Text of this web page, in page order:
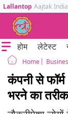
Lallantop Aajtak
होम लेटेस्ट
Home
कंपनी से
भरने का